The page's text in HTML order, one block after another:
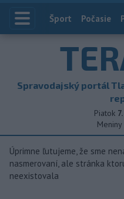
Index
Šport Počasie
Spravodajský portál
Piatok
Meniny
Úprimne ľutujeme, že sme
nasmerovaní, ale stránka
neexistovala